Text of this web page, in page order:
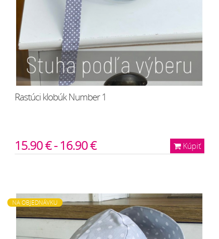
Rastúci klobúk Number 1
Kúpiť
15.90 € - 16.90 €
NA OBJEDNÁVKU